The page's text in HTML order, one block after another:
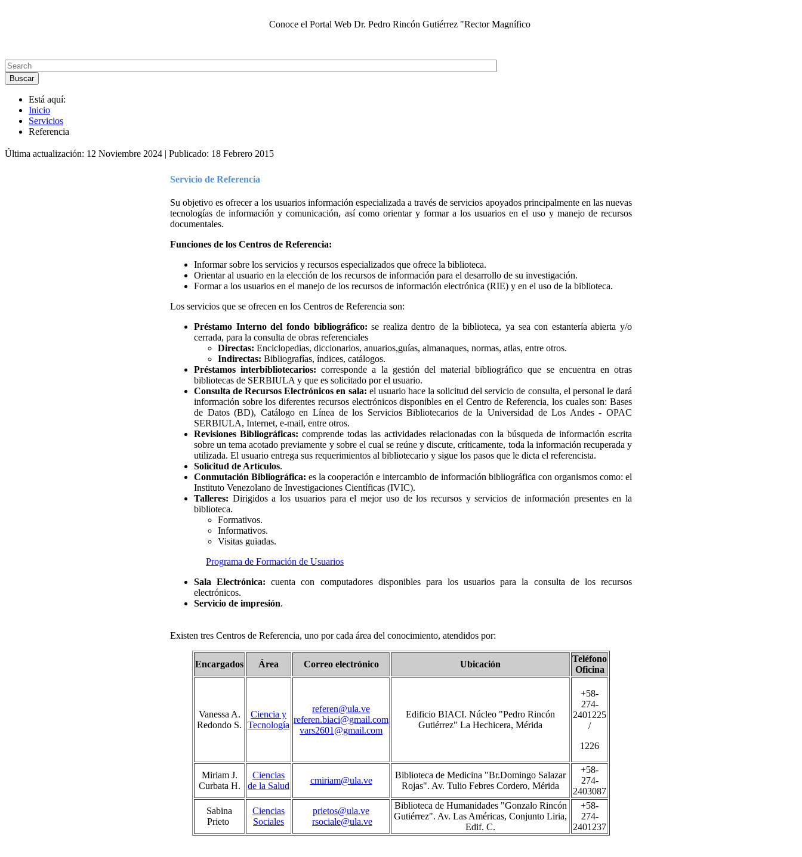
Conoce el Portal Web Dr. Pedro Rincón Gutiérrez "Rector Magnífico
Está aquí:
Inicio
Servicios
Referencia
Última actualización: 12 Noviembre 2024 | Publicado: 18 Febrero 2015
Servicio de Referencia
Su objetivo es ofrecer a los usuarios información especializada a través de servicios apoyados principalmente en las nuevas
tecnologías de información y comunicación, así como orientar y formar a los usuarios en el uso y manejo de recursos
documentales.
Funciones de los Centros de Referencia:
Informar sobre los servicios y recursos especializados que ofrece la biblioteca.
Orientar al usuario en la elección de los recursos de información para el desarrollo de su investigación.
Formar a los usuarios en el manejo de los recursos de información electrónica (RIE) y en el uso de la biblioteca.
Los servicios que se ofrecen en los Centros de Referencia son:
Préstamo Interno del fondo bibliográfico: se realiza dentro de la biblioteca, ya sea con estantería abierta y/o
cerrada, para la consulta de obras referenciales
Directas: Enciclopedias, diccionarios, anuarios,guías, almanaques, normas, atlas, entre otros.
Indirectas: Bibliografías, índices, catálogos.
Préstamos interbibliotecarios: corresponde a la gestión del material bibliográfico que se encuentra en otras
bibliotecas de SERBIULA y que es solicitado por el usuario.
Consulta de Recursos Electrónicos en sala: el usuario hace la solicitud del servicio de consulta, el personal le dará
información sobre los diferentes recursos electrónicos disponibles en el Centro de Referencia, los cuales son: Bases
de Datos (BD), Catálogo en Línea de los Servicios Bibliotecarios de la Universidad de Los Andes - OPAC
SERBIULA, Internet, e-mail, entre otros.
Revisiones Bibliográficas: comprende todas las actividades relacionadas con la búsqueda de información escrita
sobre un tema acotado previamente y sobre el cual se reúne y discute, críticamente, toda la información recuperada y
utilizada. El usuario entrega sus requerimientos al bibliotecario y sigue los pasos que le dicta el referencista.
Solicitud de Artículos.
Conmutación Bibliográfica: es la cooperación e intercambio de información bibliográfica con organismos como: el
Instituto Venezolano de Investigaciones Científicas (IVIC).
Talleres: Dirigidos a los usuarios para el mejor uso de los recursos y servicios de información presentes en la
biblioteca.
Formativos.
Informativos.
Visitas guiadas.
Programa de Formación de Usuarios
Sala Electrónica: cuenta con computadores disponibles para los usuarios para la consulta de los recursos
electrónicos.
Servicio de impresión.
Existen tres Centros de Referencia, uno por cada área del conocimiento, atendidos por:
Encargados Área Correo electrónico Ubicación
Teléfono
Oficina
Vanessa A.
Redondo S.
Ciencia y
Tecnología
referen@ula.ve
referen.biaci@gmail.com
vars2601@gmail.com
Edificio BIACI. Núcleo "Pedro Rincón
Gutiérrez" La Hechicera, Mérida
+58-
274-
2401225
/
1226
Miriam J.
Curbata H.
Ciencias
de la Salud
cmiriam@ula.ve
Biblioteca de Medicina "Br.Domingo Salazar
Rojas". Av. Tulio Febres Cordero, Mérida
+58-
274-
2403087
Sabina
Prieto
Ciencias
Sociales
prietos@ula.ve
rsociale@ula.ve
Biblioteca de Humanidades "Gonzalo Rincón
Gutiérrez". Av. Las Américas, Conjunto Liria,
Edif. C.
+58-
274-
2401237